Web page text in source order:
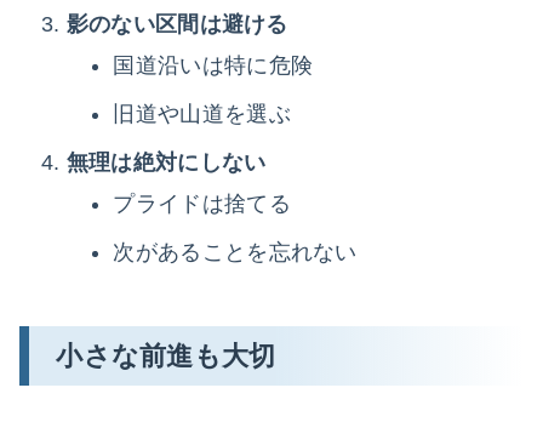
影のない区間は避ける
国道沿いは特に危険
旧道や山道を選ぶ
無理は絶対にしない
プライドは捨てる
次があることを忘れない
小さな前進も大切